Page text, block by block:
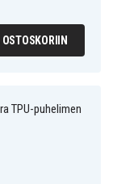
TPU-puhelimen